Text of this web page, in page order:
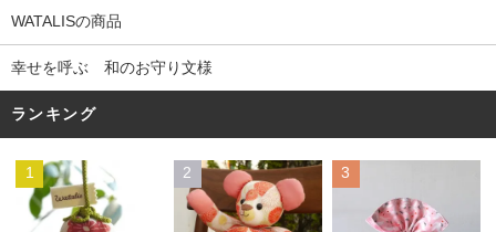
WATALISの商品
幸せを呼ぶ 和のお守り文様
ランキング
1 2 3